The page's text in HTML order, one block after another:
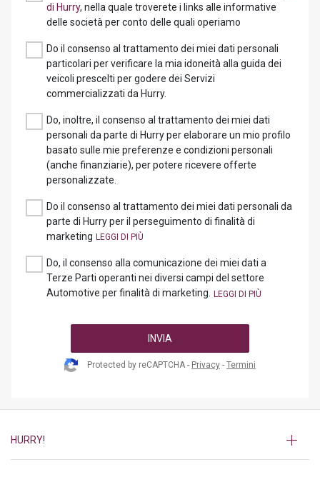
di Hurry, nella quale troverete i links alle informative
delle società per conto delle quali operiamo
Do il consenso al trattamento dei miei dati personali
particolari per verificare la mia idoneità alla guida dei
veicoli prescelti per godere dei Servizi
commercializzati da Hurry.
Do, inoltre, il consenso al trattamento dei miei dati
personali da parte di Hurry per elaborare un mio profilo
basato sulle mie preferenze e condizioni personali
(anche finanziarie), per potere ricevere offerte
personalizzate.
Do il consenso al trattamento dei miei dati personali da
parte di Hurry per il perseguimento di finalità di
marketing
Do, il consenso alla comunicazione dei miei dati a
Terze Parti operanti nei diversi campi del settore
Automotive per finalità di marketing.
INVIA
Protected by reCAPTCHA - Privacy - Termini
HURRY!